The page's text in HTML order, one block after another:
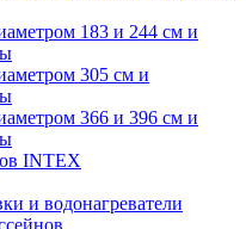
183 и 244 см и
305 см и
366 и 396 см и
INTEX
и водонагреватели